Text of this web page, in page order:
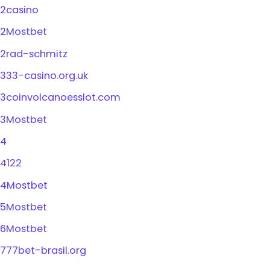
2casino
2Mostbet
2rad-schmitz
333-casino.org.uk
3coinvolcanoesslot.com
3Mostbet
4
4122
4Mostbet
5Mostbet
6Mostbet
777bet-brasil.org